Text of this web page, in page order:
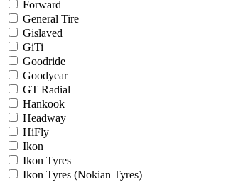
Forward
General Tire
Gislaved
GiTi
Goodride
Goodyear
GT Radial
Hankook
Headway
HiFly
Ikon
Ikon Tyres
Ikon Tyres (Nokian Tyres)